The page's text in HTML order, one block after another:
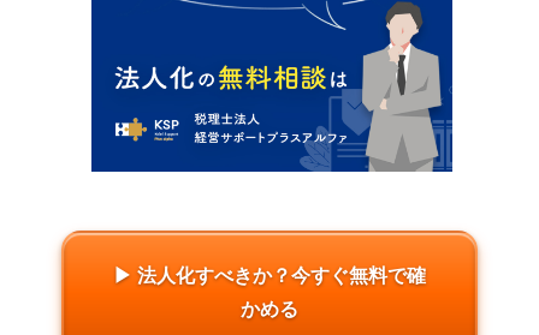
▶ 法人化すべきか？今すぐ無料で確
かめる